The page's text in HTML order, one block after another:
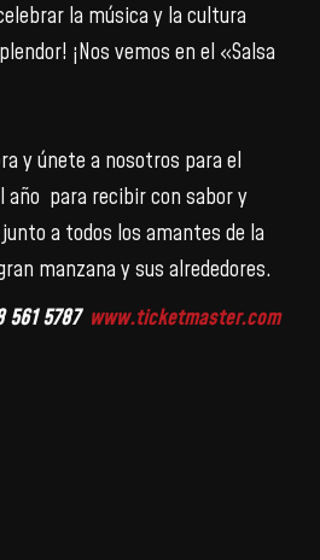
la música y la cultura
¡Nos vemos en el «Salsa
y únete a nosotros para el
año para recibir con sabor y
a todos los amantes de la
manzana y sus alrededores.
561 5787 www.ticketmaster.com